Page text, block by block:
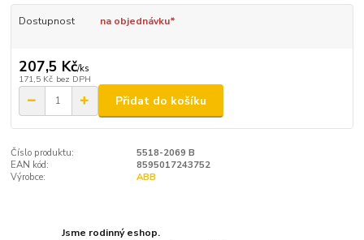
Dostupnost na objednávku*
207,5 Kč/ks
171,5 Kč bez DPH
Přidat do košíku
Číslo produktu:
5518-2069 B
EAN kód:
8595017243752
Výrobce:
ABB
Jsme rodinný eshop.